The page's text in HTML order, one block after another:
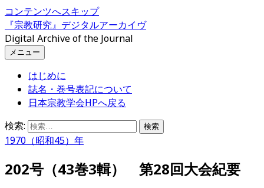
コンテンツへスキップ
『宗教研究』デジタルアーカイヴ
Digital Archive of the Journal
メニュー
はじめに
誌名・巻号表記について
日本宗教学会HPへ戻る
検索:
1970（昭和45）年
202号（43巻3輯） 第28回大会紀要